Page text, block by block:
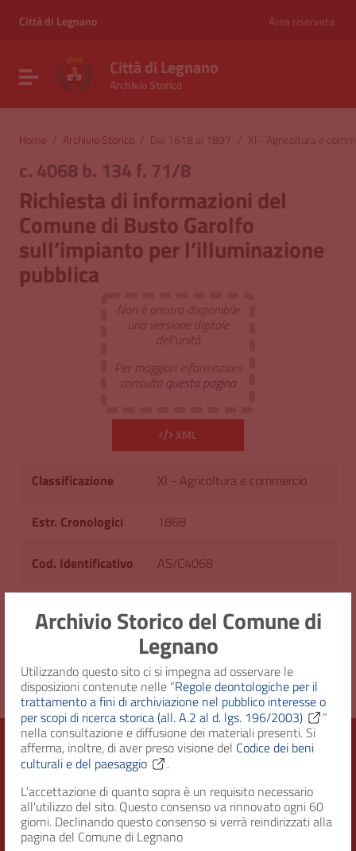
Archivio Storico del Comune di
Legnano
Utilizzando questo sito ci si impegna ad osservare le
disposizioni contenute nelle “Regole deontologiche per il
trattamento a fini di archiviazione nel pubblico interesse o
per scopi di ricerca storica (all. A.2 al d. lgs. 196/2003)
”
nella consultazione e diffusione dei materiali presenti. Si
afferma, inoltre, di aver preso visione del Codice dei beni
culturali e del paesaggio
.
L'accettazione di quanto sopra è un requisito necessario
all'utilizzo del sito. Questo consenso va rinnovato ogni 60
giorni. Declinando questo consenso si verrà reindirizzati alla
pagina del Comune di Legnano
Vai al menu di navigazione
Città di Legnano Area riservata
Attiva / disattiva la navigazione
Città di Legnano
Archivio Storico
Home / Archivio Storico / Dal 1618 al 1897 / XI - Agricoltura e
c. 4068 b. 134 f. 71/8
Richiesta di informazioni del
Comune di Busto Garolfo
sull’impianto per l’illuminazione
pubblica
Non è ancora disponibile
una versione digitale
dell'unità
Per maggiori informazioni
consulta questa pagina
XML
Classificazione XI - Agricoltura e commercio
Estr. Cronologici 1868
Cod. Identificativo AS/C4068
Uso pubblico
Città di Legnano – Archivio Storico
RECAPITI